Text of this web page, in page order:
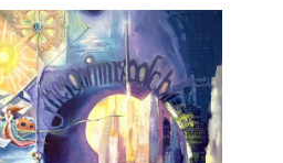
YOLKA art